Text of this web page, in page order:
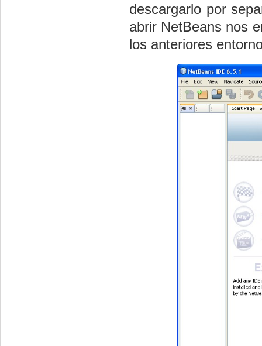
descargarlo por
abrir NetBeans nos
los anteriores